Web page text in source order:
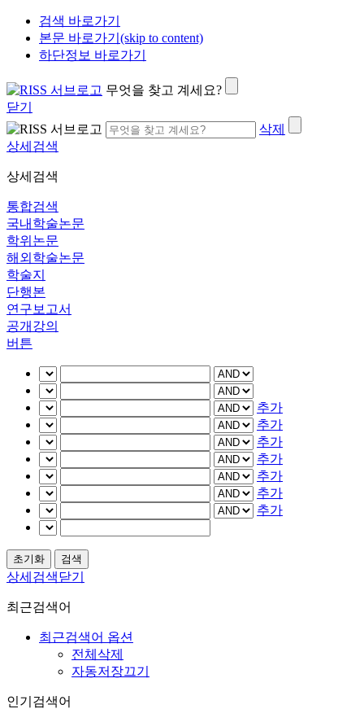
검색 바로가기
본문 바로가기(skip to content)
하단정보 바로가기
무엇을 찾고 계세요?
닫기
삭제
상세검색
상세검색
통합검색
국내학술논문
학위논문
해외학술논문
학술지
단행본
연구보고서
공개강의
버튼
추가
추가
추가
추가
추가
추가
추가
상세검색닫기
최근검색어
최근검색어 옵션
전체삭제
자동저장끄기
인기검색어